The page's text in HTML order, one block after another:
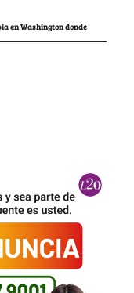
en Washington donde